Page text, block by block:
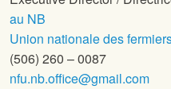
au NB
Union nationale des
(506) 260 – 0087
nfu.nb.office@gmail.com